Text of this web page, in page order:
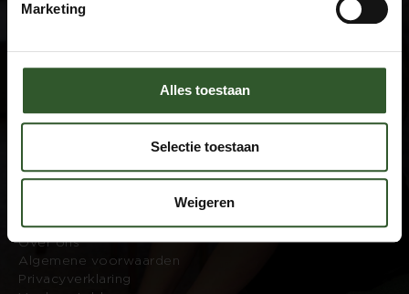
Marketing
Alles toestaan
Selectie toestaan
Weigeren
4.9
Based on 743 reviews
Masseurs
Sluit aan als masseur
Overige informatie
Over ons
Algemene voorwaarden
Privacyverklaring